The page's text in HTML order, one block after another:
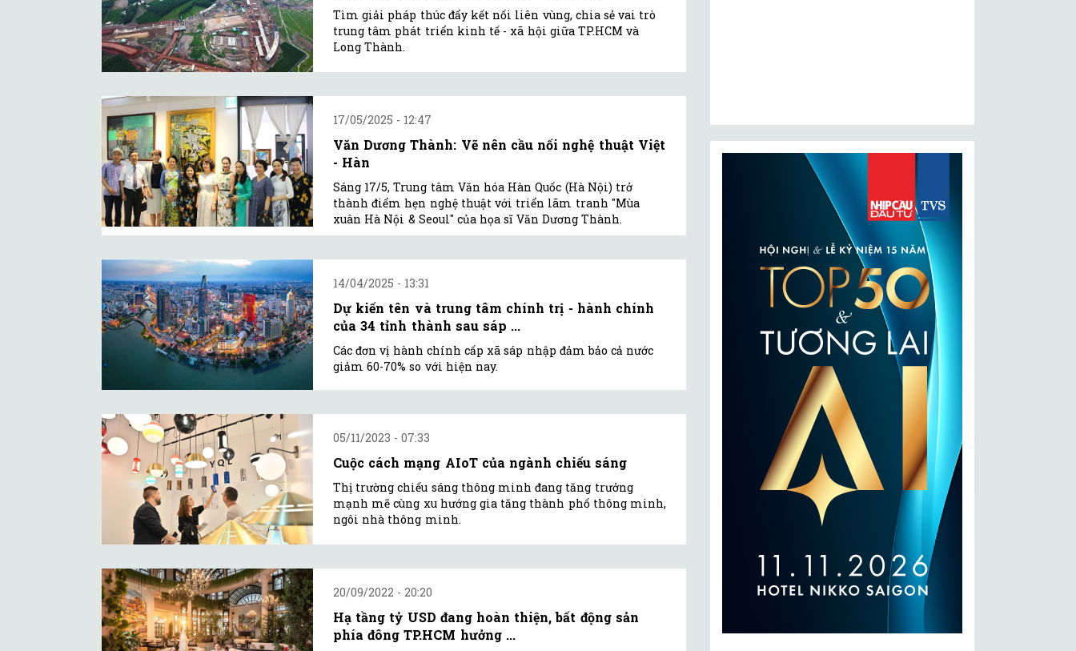
Tìm giải pháp thúc đẩy kết nối liên vùng, chia sẻ vai trò
trung tâm phát triển kinh tế - xã hội giữa TP.HCM và
Long Thành.
17/05/2025 - 12:47
Văn Dương Thành: Vẽ nên cầu nối nghệ thuật Việt
- Hàn
Sáng 17/5, Trung tâm Văn hóa Hàn Quốc (Hà Nội) trở
thành điểm hẹn nghệ thuật với triển lãm tranh "Mùa
xuân Hà Nội & Seoul" của họa sĩ Văn Dương Thành.
14/04/2025 - 13:31
Dự kiến tên và trung tâm chính trị - hành chính
của 34 tỉnh thành sau sáp ...
Các đơn vị hành chính cấp xã sáp nhập đảm bảo cả nước
giảm 60-70% so với hiện nay.
05/11/2023 - 07:33
Cuộc cách mạng AIoT của ngành chiếu sáng
Thị trường chiếu sáng thông minh đang tăng trưởng
mạnh mẽ cùng xu hướng gia tăng thành phố thông minh,
ngôi nhà thông minh.
20/09/2022 - 20:20
Hạ tầng tỷ USD đang hoàn thiện, bất động sản
phía đông TP.HCM hưởng ...